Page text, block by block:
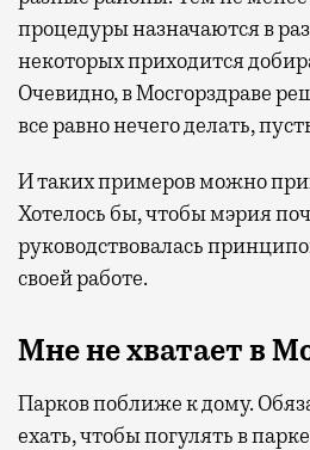
процедуры назначаются в
некоторых приходится
Очевидно, в Мосгорздраве
все равно нечего делать,
И таких примеров можно
Хотелось бы, чтобы мэрия
руководствовалась
своей работе.
Мне не хватает в
Парков поближе к дому.
ехать, чтобы погулять в